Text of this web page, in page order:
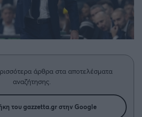
Πόλη
άρθρα στα αποτελέσματα
αναζήτησης.
του gazzetta.gr στην Google